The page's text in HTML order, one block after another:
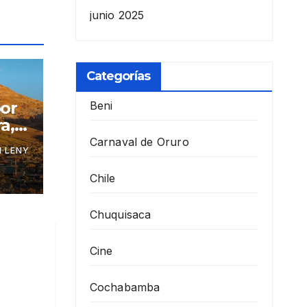
LENY
junio 2025
Categorías
Beni
Carnaval de Oruro
Chile
Chuquisaca
Cine
Cochabamba